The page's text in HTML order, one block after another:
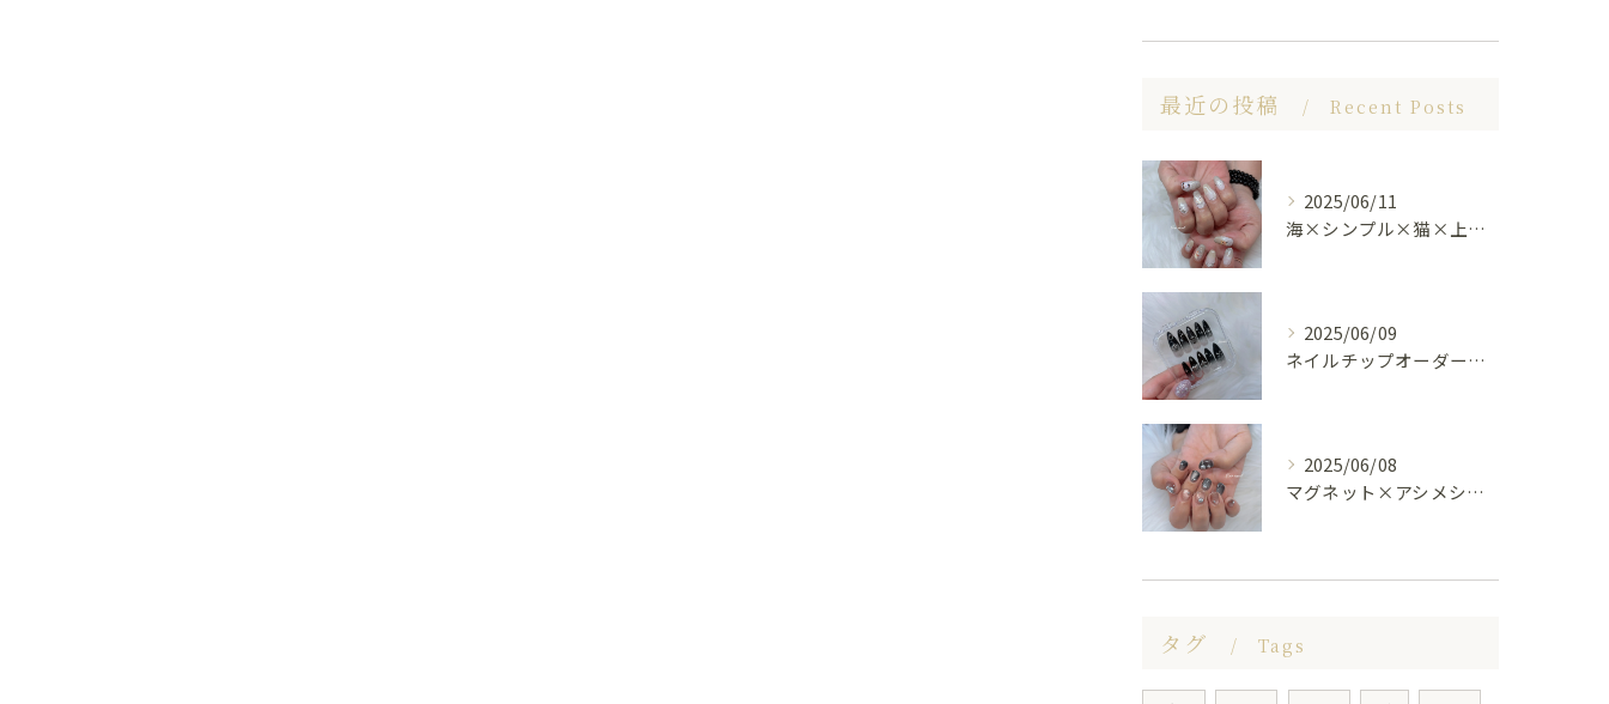
最近の投稿 Recent Posts
2025/06/11
海×シンプル×猫×上品 nail🐈🐚✨
2025/06/09
ネイルチップオーダー受け付けてます😊🤍
2025/06/08
マグネット×アシメシルバー nail🤍🩶
タグ Tags